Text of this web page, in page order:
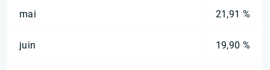
mai 21,91 %
juin 19,90 %